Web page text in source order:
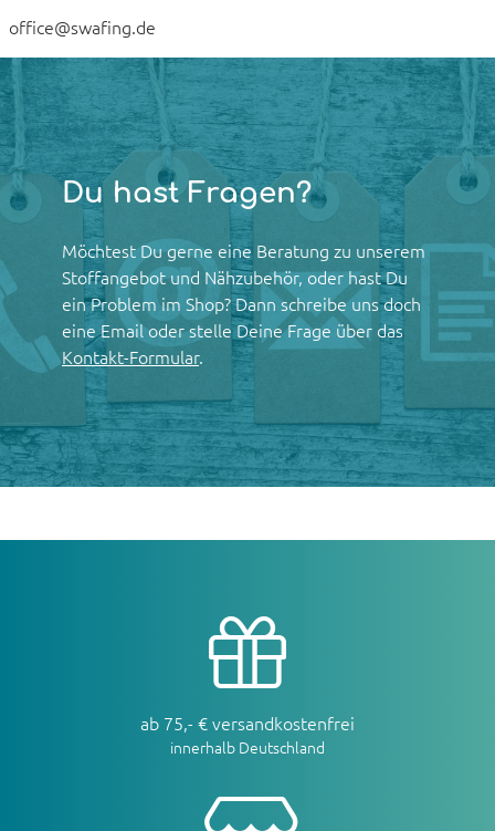
office@swafing.de
Du hast Fragen?
Möchtest Du gerne eine Beratung zu unserem
Stoffangebot und Nähzubehör, oder hast Du
ein Problem im Shop? Dann schreibe uns doch
eine Email oder stelle Deine Frage über das
Kontakt-Formular.
ab 75,- € versandkostenfrei
innerhalb Deutschland